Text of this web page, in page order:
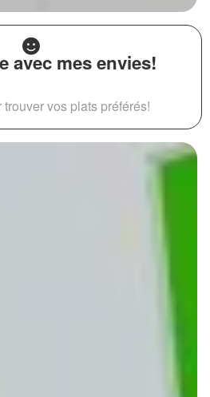
avec mes envies!
vos plats préférés!